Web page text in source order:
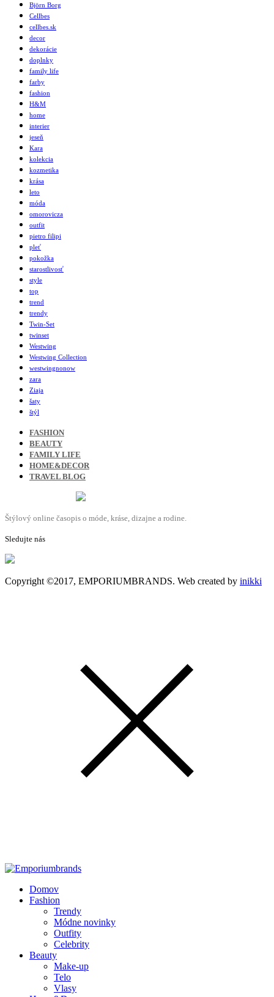
Björn Borg
Cellbes
cellbes.sk
decor
dekorácie
doplnky
family life
farby
fashion
H&M
home
interier
jeseň
Kara
kolekcia
kozmetika
krása
leto
móda
omorovicza
outfit
pietro filipi
pleť
pokožka
starostlivosť
style
top
trend
trendy
Twin-Set
twinset
Westwing
Westwing Collection
westwingnonow
zara
Ziaja
šaty
štýl
FASHION
BEAUTY
FAMILY LIFE
HOME&DECOR
TRAVEL BLOG
Štýlový online časopis o móde, kráse, dizajne a rodine.
Sledujte nás
Copyright ©2017, EMPORIUMBRANDS. Web created by inikki
Domov
Fashion
Trendy
Módne novinky
Outfity
Celebrity
Beauty
Make-up
Telo
Vlasy